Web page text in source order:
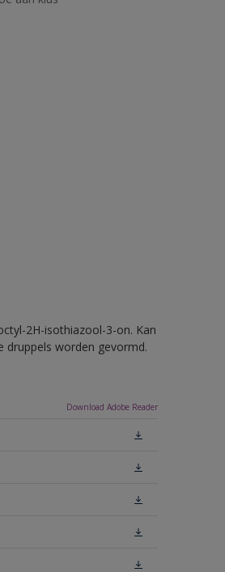
2H-isothiazool-3-on. Kan
druppels worden gevormd.
Download Adobe Reader